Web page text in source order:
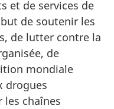
et de services de
de soutenir les
de lutter contre la
de
mondiale
drogues
chaînes